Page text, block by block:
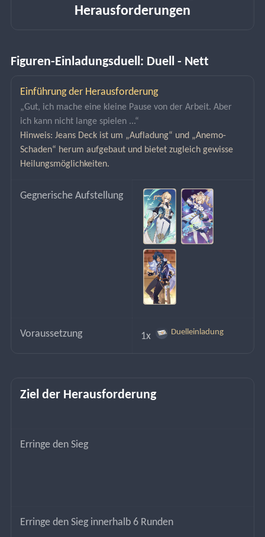
Herausforderungen
Figuren-Einladungsduell: Duell - Nett
Einführung der Herausforderung
„Gut, ich mache eine kleine Pause von der Arbeit. Aber
ich kann nicht lange spielen ...“
Hinweis: Jeans Deck ist um „Aufladung“ und „Anemo-
Schaden“ herum aufgebaut und bietet zugleich gewisse
Heilungsmöglichkeiten.
Gegnerische Aufstellung
Voraussetzung 1x Duelleinladung
Ziel der Herausforderung
Erringe den Sieg
Erringe den Sieg innerhalb 6 Runden